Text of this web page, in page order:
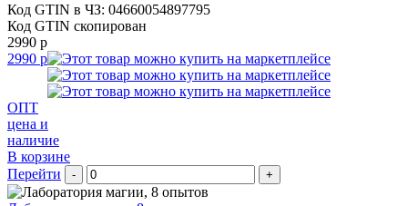
Код GTIN в ЧЗ: 04660054897795
Код GTIN скопирован
2990 р
2990 р
ОПТ
цена и
наличие
В корзине
Перейти
- +